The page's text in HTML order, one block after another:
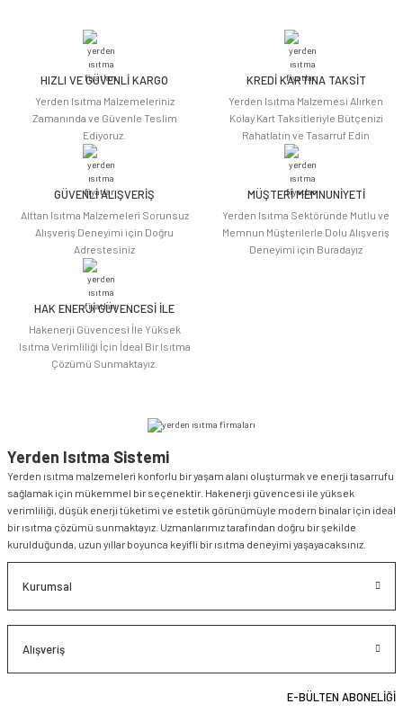
iletebilirsiniz.
Görüş ve önerileriniz için teşekkür ederiz.
Ürün açıklamasında eksik bilgiler bulunuyor.
Ürün bilgilerinde hatalar bulunuyor.
Ürün fiyatı diğer sitelerden daha pahalı.
Bu ürüne benzer farklı alternatifler olmalı.
HIZLI VE GÜVENLİ KARGO
Yerden Isıtma Malzemeleriniz
Zamanında ve Güvenle Teslim
Ediyoruz.
KREDİ KARTINA TAKSİT
Yerden Isıtma Malzemesi Alırken
Kolay Kart Taksitleriyle Bütçenizi
Rahatlatın ve Tasarruf Edin
GÜVENLİ ALIŞVERİŞ
Alttan Isıtma Malzemeleri Sorunsuz
Alışveriş Deneyimi için Doğru
Adrestesiniz
MÜŞTERİ MEMNUNİYETİ
Yerden Isıtma Sektöründe Mutlu ve
Memnun Müşterilerle Dolu Alışveriş
Deneyimi için Buradayız
HAK ENERJİ GÜVENCESİ İLE
Hakenerji Güvencesi İle Yüksek
Isıtma Verimliliği İçin İdeal Bir Isıtma
Çözümü Sunmaktayız.
Yerden Isıtma Sistemi
Yerden ısıtma malzemeleri konforlu bir yaşam alanı oluşturmak ve enerji tasarrufu
sağlamak için mükemmel bir seçenektir. Hakenerji güvencesi ile yüksek
verimliliği, düşük enerji tüketimi ve estetik görünümüyle modern binalar için ideal
bir ısıtma çözümü sunmaktayız. Uzmanlarımız tarafından doğru bir şekilde
kurulduğunda, uzun yıllar boyunca keyifli bir ısıtma deneyimi yaşayacaksınız.
Kurumsal
Alışveriş
E-BÜLTEN ABONELİĞİ